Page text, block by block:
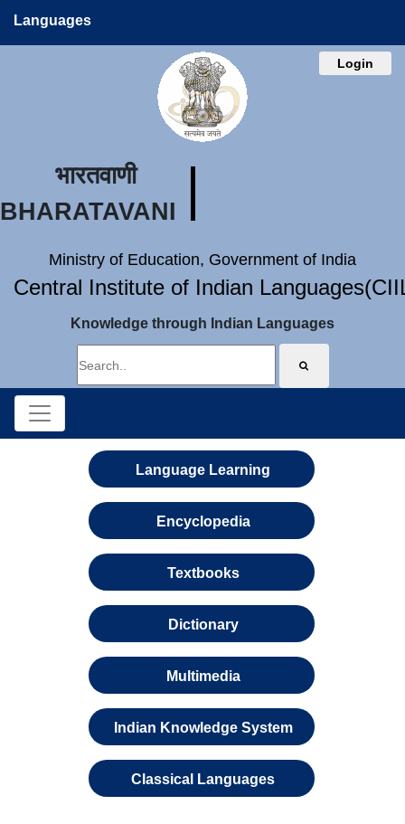
Languages
Login
भारतवाणी
BHARATAVANI
Ministry of Education, Government of India
Central Institute of Indian
Knowledge through Indian Languages
Language Learning
Encyclopedia
Textbooks
Dictionary
Multimedia
Indian Knowledge System
Classical Languages